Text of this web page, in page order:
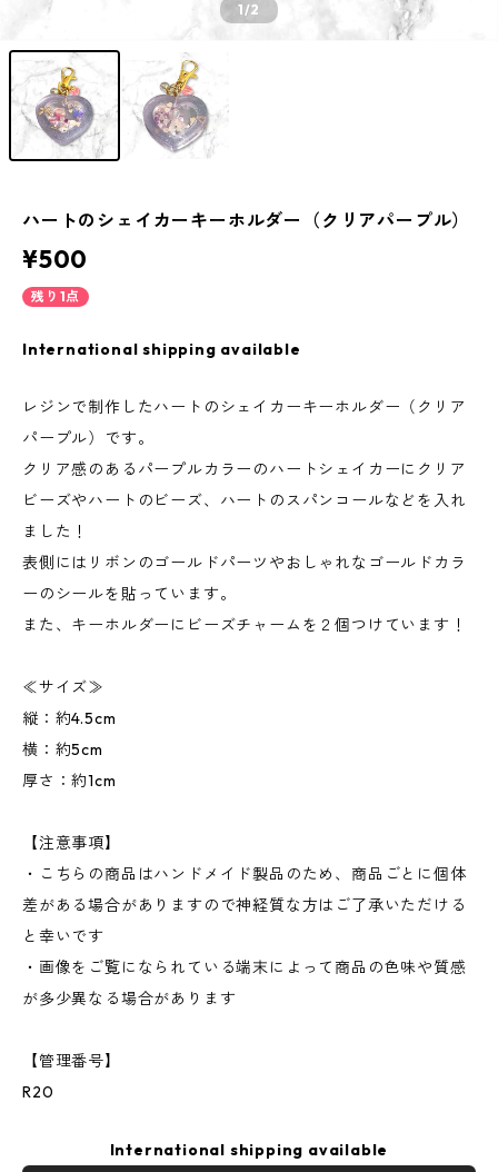
1/2
ハートのシェイカーキーホルダー（クリアパープル）
¥500
残り1点
International shipping available
レジンで制作したハートのシェイカーキーホルダー（クリア
パープル）です。
クリア感のあるパープルカラーのハートシェイカーにクリア
ビーズやハートのビーズ、ハートのスパンコールなどを入れ
ました！
表側にはリボンのゴールドパーツやおしゃれなゴールドカラ
ーのシールを貼っています。
また、キーホルダーにビーズチャームを２個つけています！
≪サイズ≫
縦：約4.5cm
横：約5cm
厚さ：約1cm
【注意事項】
・こちらの商品はハンドメイド製品のため、商品ごとに個体
差がある場合がありますので神経質な方はご了承いただける
と幸いです
・画像をご覧になられている端末によって商品の色味や質感
が多少異なる場合があります
【管理番号】
R20
International shipping available